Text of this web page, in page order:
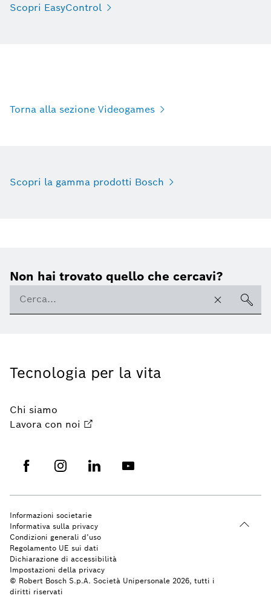
Scopri EasyControl
Torna alla sezione Videogames
Scopri la gamma prodotti Bosch
Non hai trovato quello che cercavi?
Tecnologia per la vita
Chi siamo
Lavora con noi
© Robert Bosch S.p.A. Società Unipersonale 2026, tutti i
diritti riservati
Informazioni societarie
Informativa sulla privacy
Condizioni generali d’uso
Regolamento UE sui dati
Dichiarazione di accessibilità
Impostazioni della privacy